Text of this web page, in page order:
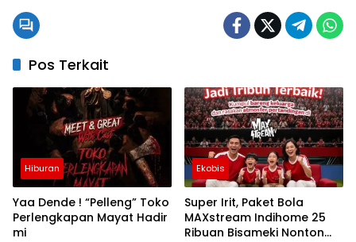
Pos Terkait
Hiburan
Yaa Dende ! “Pelleng” Toko
Perlengkapan Mayat Hadir
mi
Ekobis
Super Irit, Paket Bola
MAXstream Indihome 25
Ribuan Bisameki Nonton